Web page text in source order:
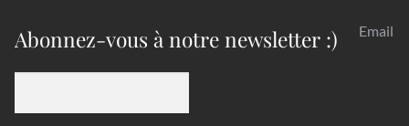
Abonnez-vous à notre newsletter :) Email